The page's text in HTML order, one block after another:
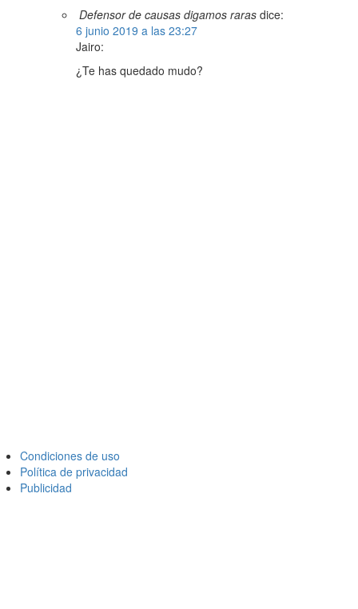
Defensor de causas digamos raras dice:
6 junio 2019 a las 23:27
Jairo:
¿Te has quedado mudo?
Condiciones de uso
Política de privacidad
Publicidad